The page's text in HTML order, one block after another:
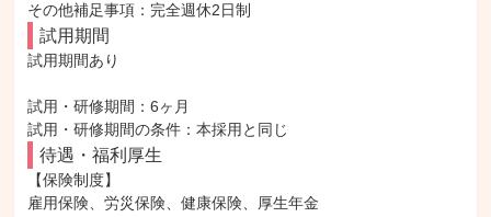
その他補足事項：完全週休2日制
試用期間
試用期間あり
試用・研修期間：6ヶ月
待遇・福利厚生
【保険制度】
雇用保険、労災保険、健康保険、厚生年金